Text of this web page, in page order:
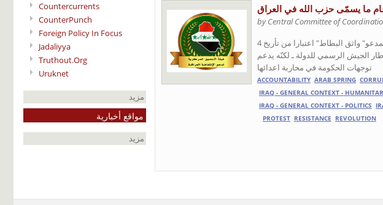
Countercurrents
CounterPunch
Foreign Policy In Focus
Jadaliyya
Truthout.Org
Uruknet
ما يسمّى حزب الله في العراق
by Central Committee of
تابعنا بأهتمام بالغ ما أعلنه أحد اقطاب كتائب حزب الله ـ النهضة الإسلامية في العراق المدعو" واثق البطاط" اعتبارا من تأريخ 4
اطار الجيش الرسمي للدولة ـ لكنّه يدعم
توجهات الحكومة في محاربة اعدائها
ACCOUNTABILITY ARAB SPRING
IRAQ - GENERAL CONTEXT -
IRAQ - GENERAL CONTEXT - POLITICS
PROTEST RESISTANCE REVOLUTION